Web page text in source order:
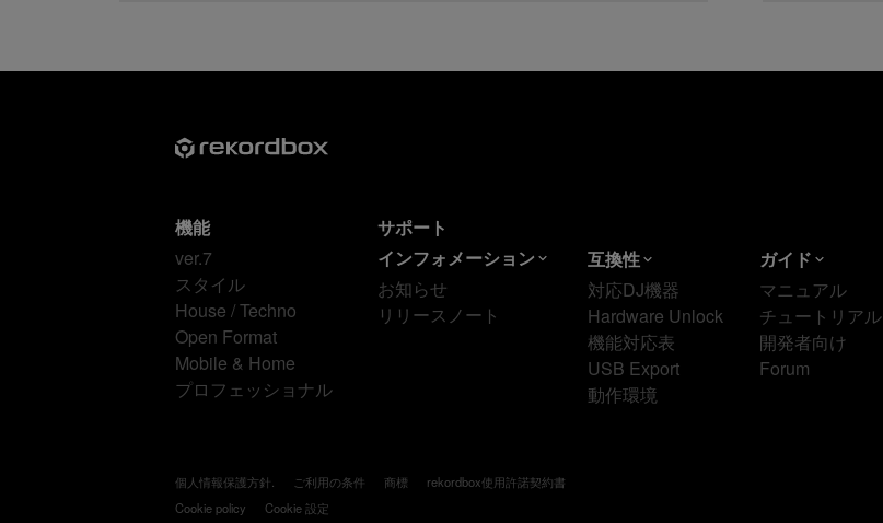
機能
ver.7
スタイル
House / Techno
Open Format
Mobile & Home
プロフェッショナル
サポート
インフォメーション
お知らせ
リリースノート
互換性
対応DJ機器
Hardware Unlock
機能対応表
USB Export
動作環境
ガイド
マニュアル
チュートリアル
開発者向け
Forum
個人情報保護方針. ご利用の条件 商標
rekordbox使用許諾契約書
Cookie policy
Cookie 設定